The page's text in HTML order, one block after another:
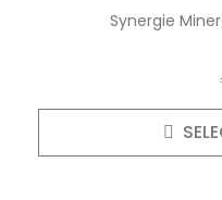
Synergie